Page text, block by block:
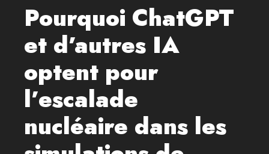
Pourquoi ChatGPT
et d’autres IA
optent pour
l’escalade
nucléaire dans les